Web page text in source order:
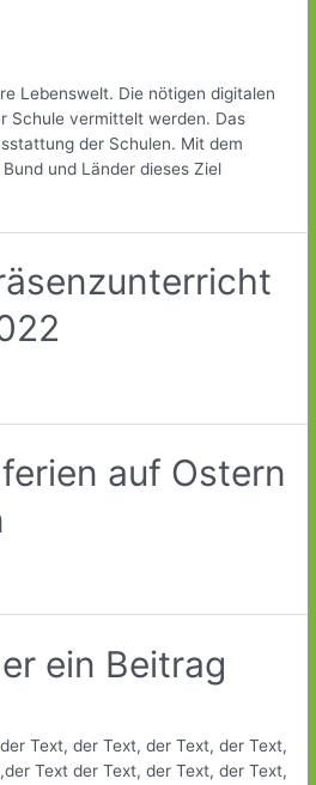
Lebenswelt. Die nötigen digitalen
Schule vermittelt werden. Das
der Schulen. Mit dem
und Länder dieses Ziel
auf Ostern
ein Beitrag
Text, der Text, der Text, der Text,
Text der Text, der Text, der Text,